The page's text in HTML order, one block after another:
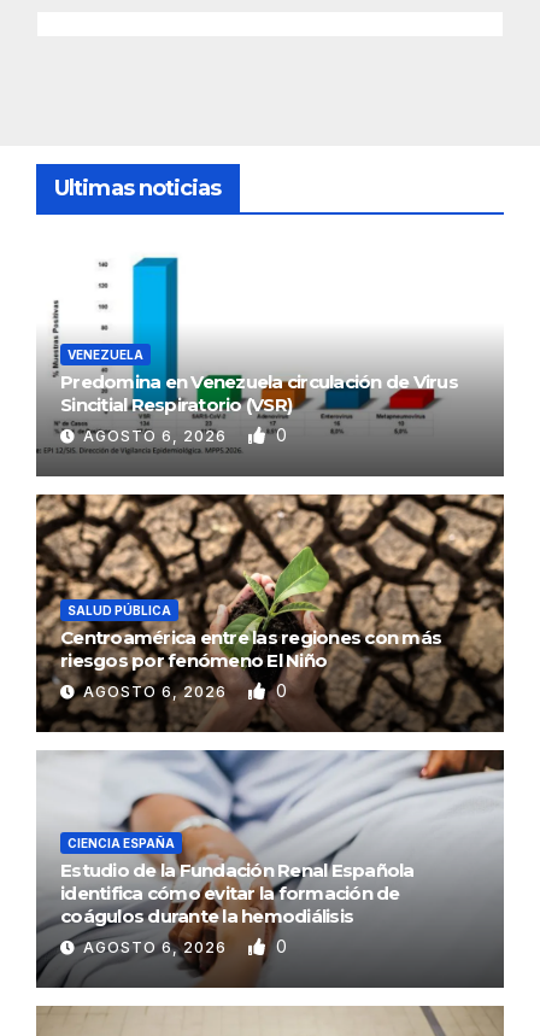
Ultimas noticias
VENEZUELA
Predomina en Venezuela circulación de Virus
Sincitial Respiratorio (VSR)
AGOSTO 6, 2026 0
SALUD PÚBLICA
Centroamérica entre las regiones con más
riesgos por fenómeno El Niño
AGOSTO 6, 2026 0
CIENCIA ESPAÑA
Estudio de la Fundación Renal Española
identifica cómo evitar la formación de
coágulos durante la hemodiálisis
AGOSTO 6, 2026 0